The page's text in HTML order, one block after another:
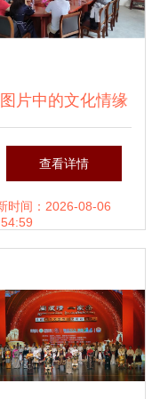
图片中的文化情缘
——从一张照片窥
见组织文化艺术交
查看详情
时间：2026-08-06